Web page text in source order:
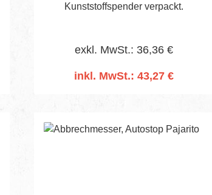
Kunststoffspender verpackt.
exkl. MwSt.: 36,36 €
inkl. MwSt.: 43,27 €